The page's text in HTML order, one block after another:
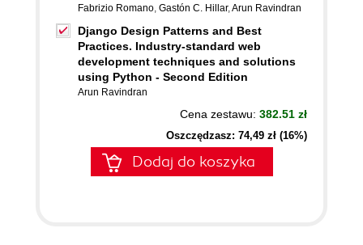
Fabrizio Romano, Gastón C. Hillar,Arun Ravindran
Django Design Patterns and Best
Practices. Industry-standard web
development techniques and solutions
using Python - Second Edition
Arun Ravindran
Cena zestawu: 382.51 zł
Oszczędzasz: 74,49 zł (16%)
Dodaj do koszyka